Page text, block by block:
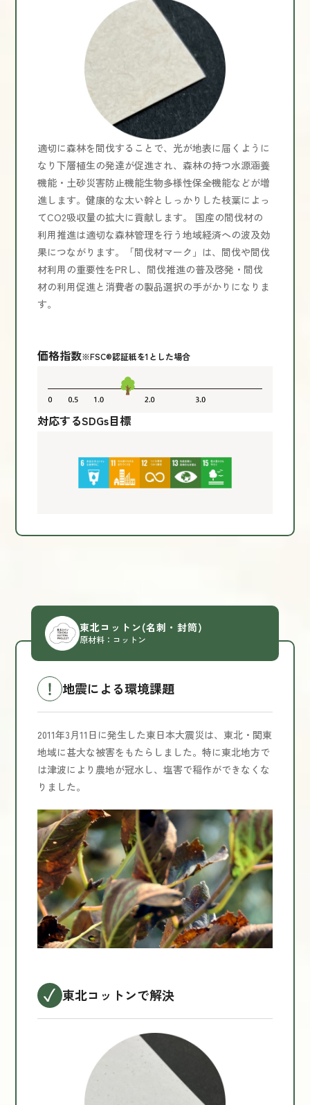
適切に森林を間伐することで、光が地表に届くように
なり下層植生の発達が促進され、森林の持つ水源涵養
機能・土砂災害防止機能生物多様性保全機能などが増
進します。健康的な太い幹としっかりした枝葉によっ
てCO2吸収量の拡大に貢献します。 国産の間伐材の
利用推進は適切な森林管理を行う地域経済への波及効
果につながります。「間伐材マーク」は、間伐や間伐
材利用の重要性をPRし、間伐推進の普及啓発・間伐
材の利用促進と消費者の製品選択の手がかりになりま
す。
価格指数※FSC®認証紙を1とした場合
対応するSDGs目標
東北コットン(名刺・封筒)
原材料：コットン
地震による環境課題
2011年3月11日に発生した東日本大震災は、東北・関東
地域に甚大な被害をもたらしました。特に東北地方で
は津波により農地が冠水し、塩害で稲作ができなくな
りました。
東北コットンで解決